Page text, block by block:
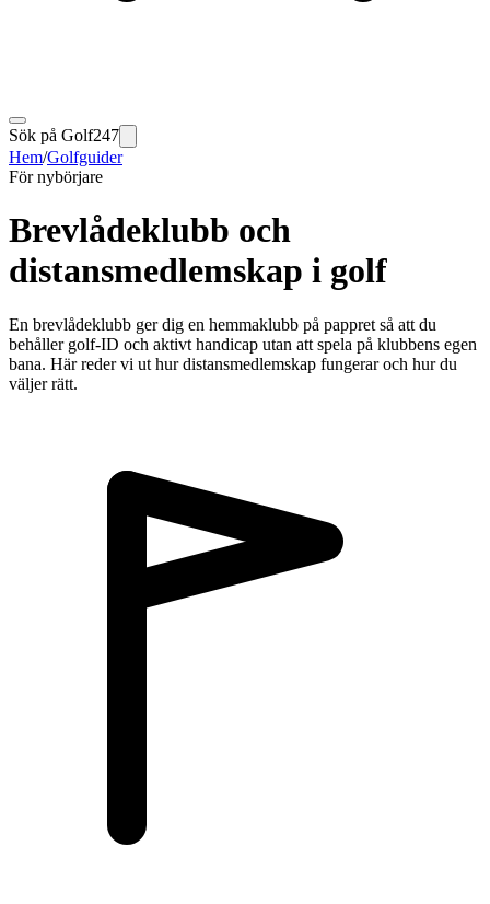
Sök på Golf247
Hem/Golfguider
För nybörjare
Brevlådeklubb och
distansmedlemskap i golf
En brevlådeklubb ger dig en hemmaklubb på pappret så att du
behåller golf-ID och aktivt handicap utan att spela på klubbens egen
bana. Här reder vi ut hur distansmedlemskap fungerar och hur du
väljer rätt.